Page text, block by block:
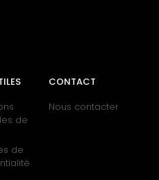
de
de
CONTACT
Nous contacter